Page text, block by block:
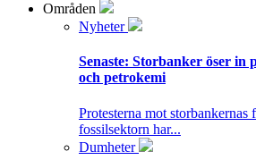
Områden
Nyheter
Senaste: Storbanker öser in
och petrokemi
Protesterna mot storbankernas
fossilsektorn har...
Dumheter